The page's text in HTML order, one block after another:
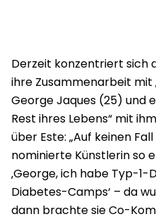
Derzeit konzentriert sich
ihre Zusammenarbeit mit
George Jaques (25) und
Rest ihres Lebens“ mit
über Este: „Auf keinen
nominierte Künstlerin so
‚George, ich habe Typ-
Diabetes-Camps‘ – da
dann brachte sie Co-